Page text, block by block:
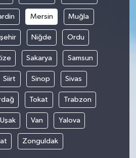
Mersin Muğla
Niğde Ordu
Sakarya Samsun
Siirt Sinop Sivas
Tokat Trabzon
Uşak Van Yalova
Zonguldak